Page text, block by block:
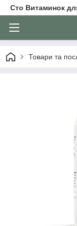
Сто Витаминок
Товари та